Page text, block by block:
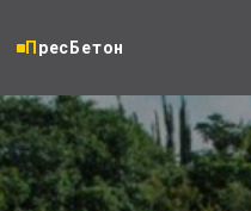
ПресБетон